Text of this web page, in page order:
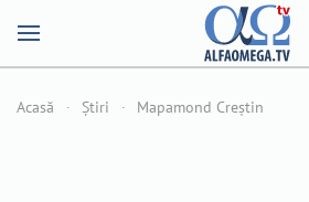
Acasă Știri Mapamond Creștin